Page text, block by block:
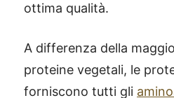
ottima qualità.
A differenza della
proteine vegetali, le
forniscono tutti gli